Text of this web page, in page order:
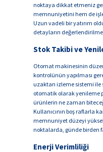
noktaya dikkat etmeniz
memnuniyetini hem de
Uzun vadeli bir yatırım
detayların
Stok Takibi ve
Otomat makinesinin
kontrolünün yapılması
uzaktan izleme sistemi ile
otomatik olarak yenileme
ürünlerin ne zaman
Kullanıcının boş raflarla
memnuniyet düzeyi
noktalarda, günde birden
Enerji Verimliliği